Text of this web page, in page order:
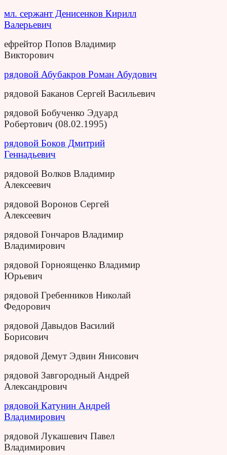
мл. сержант Денисенков Кирилл
Валерьевич
ефрейтор Попов Владимир
Викторович
рядовой Абубакров Роман Абудович
рядовой Баканов Сергей Васильевич
рядовой Бобученко Эдуард
Робертович (08.02.1995)
рядовой Боков Дмитрий
Геннадьевич
рядовой Волков Владимир
Алексеевич
рядовой Воронов Сергей
Алексеевич
рядовой Гончаров Владимир
Владимирович
рядовой Горноященко Владимир
Юрьевич
рядовой Гребенников Николай
Федорович
рядовой Давыдов Василий
Борисович
рядовой Демут Эдвин Янисович
рядовой Завгородный Андрей
Александрович
рядовой Катунин Андрей
Владимирович
рядовой Лукашевич Павел
Владимирович